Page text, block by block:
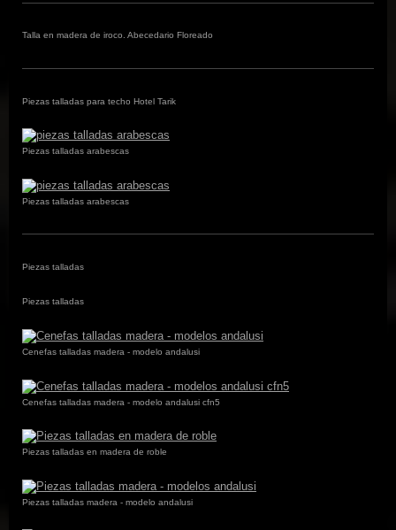
Talla en madera de iroco. Abecedario Floreado
Piezas talladas para techo Hotel Tarik
Piezas talladas arabescas
Piezas talladas arabescas
Piezas talladas
Piezas talladas
Cenefas talladas madera - modelo andalusi
Cenefas talladas madera - modelo andalusi cfn5
Piezas talladas en madera de roble
Piezas talladas madera - modelo andalusi